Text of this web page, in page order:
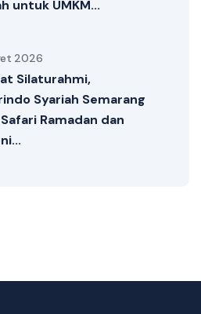
untuk UMKM...
2026
Silaturahmi,
Syariah Semarang
Ramadan dan